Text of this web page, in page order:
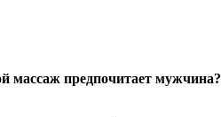
массаж предпочитает мужчина?